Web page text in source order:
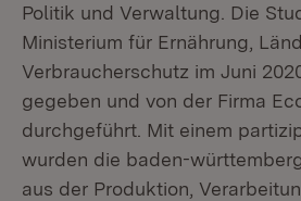
Politik und Verwaltung. Die
Ministerium für Ernährung,
Verbraucherschutz im Juni
gegeben und von der Firma
durchgeführt. Mit einem
wurden die baden-
aus der Produktion,